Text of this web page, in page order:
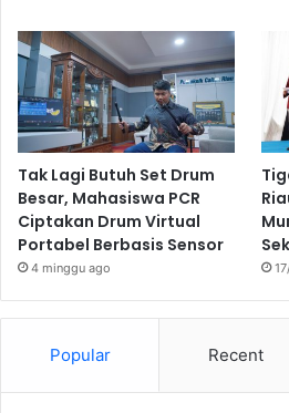
Tak Lagi Butuh Set Drum
Besar, Mahasiswa PCR
Ciptakan Drum Virtual
Portabel Berbasis Sensor
4 minggu ago
Popular Recent